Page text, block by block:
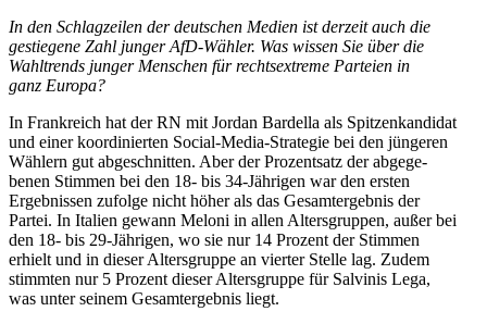
In den Schlag­zeilen der deutschen Medien ist derzeit auch die
gestiegene Zahl junger AfD-Wähler. Was wissen Sie über die
Wahltrends junger Menschen für rechts­extreme Parteien in
ganz Europa?
In Frank­reich hat der RN mit Jordan Bardella als Spitzen­kan­didat
und einer koordi­nierten Social-Media-Strategie bei den jüngeren
Wählern gut abgeschnitten. Aber der Prozentsatz der abgege­
benen Stimmen bei den 18- bis 34-Jährigen war den ersten
Ergeb­nissen zufolge nicht höher als das Gesamt­ergebnis der
Partei. In Italien gewann Meloni in allen Alters­gruppen, außer bei
den 18- bis 29-Jährigen, wo sie nur 14 Prozent der Stimmen
erhielt und in dieser Alters­gruppe an vierter Stelle lag. Zudem
stimmten nur 5 Prozent dieser Alters­gruppe für Salvinis Lega,
was unter seinem Gesamt­ergebnis liegt.